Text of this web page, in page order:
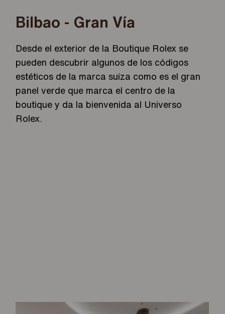
Bilbao - Gran Vía
Desde el exterior de la Boutique Rolex se
pueden descubrir algunos de los códigos
estéticos de la marca suiza como es el gran
panel verde que marca el centro de la
boutique y da la bienvenida al Universo
Rolex.